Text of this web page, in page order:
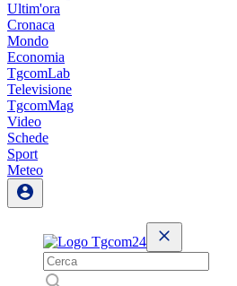
Ultim'ora
Cronaca
Mondo
Economia
TgcomLab
Televisione
TgcomMag
Video
Schede
Sport
Meteo